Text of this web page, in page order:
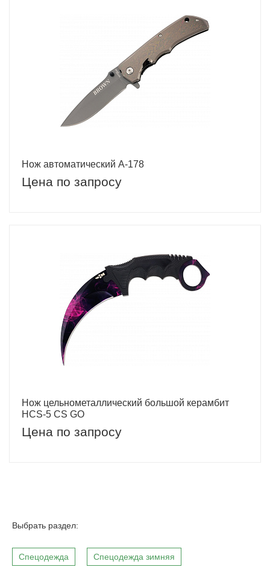
Нож автоматический A-178
Цена по запросу
Нож цельнометаллический большой керамбит
HCS-5 CS GO
Цена по запросу
Выбрать раздел:
Спецодежда Спецодежда зимняя